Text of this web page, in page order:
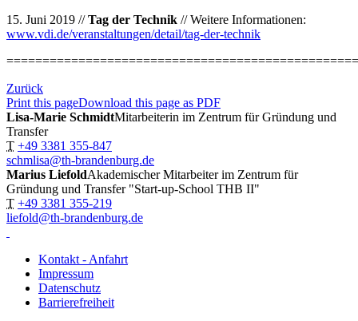
15. Juni 2019 //Tag der Technik // Weitere Informationen:
www.vdi.de/veranstaltungen/detail/tag-der-technik
Zurück
Print this pageDownload this page as PDF
Lisa-Marie SchmidtMitarbeiterin im Zentrum für Gründung und
Transfer
T +49 3381 355-847
schmlisa@th-brandenburg.de
Marius LiefoldAkademischer Mitarbeiter im Zentrum für
Gründung und Transfer "Start-up-School THB II"
T +49 3381 355-219
liefold@th-brandenburg.de
Kontakt - Anfahrt
Impressum
Datenschutz
Barrierefreiheit